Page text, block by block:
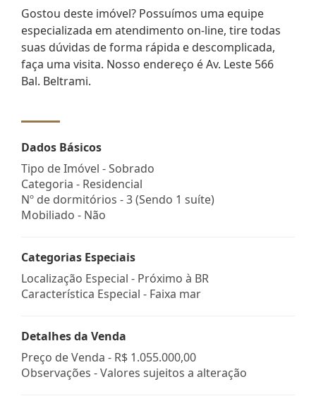
Gostou deste imóvel? Possuímos uma equipe
especializada em atendimento on-line, tire todas
suas dúvidas de forma rápida e descomplicada,
faça uma visita. Nosso endereço é Av. Leste 566
Bal. Beltrami.
Dados Básicos
Tipo de Imóvel - Sobrado
Categoria - Residencial
Nº de dormitórios - 3 (Sendo 1 suíte)
Mobiliado - Não
Categorias Especiais
Localização Especial - Próximo à BR
Característica Especial - Faixa mar
Detalhes da Venda
Preço de Venda - R$ 1.055.000,00
Observações - Valores sujeitos a alteração